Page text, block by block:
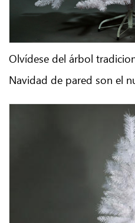
Olvídese del árbol
Navidad de pared son el